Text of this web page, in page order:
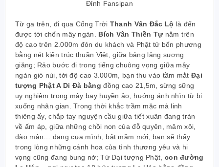
Đỉnh Fansipan
Từ ga trên, đi qua Cổng Trời Thanh Vân Đắc Lộ là đến
được tới chốn mây ngàn. Bích Vân Thiền Tựnằm trên
độ cao trên 2.000m đón du khách và Phật tử bốn phương
bằng nét kiến trúc thuần Việt, giữa bảng lảng sương
giăng; Rảo bước đi trong tiếng chuông vọng giữa mây
ngàn gió núi, tới độ cao 3.000m, bạn thu vào tầm mắt Đại
tượng Phật A Di Đà bằng đồng cao 21,5m, sừng sững
uy nghiêm trong mây bay huyền ảo, hướng ánh nhìn từ bi
xuống nhân gian. Trong thời khắc trầm mặc mà linh
thiêng ấy, chắp tay nguyện cầu giữa tiết xuân đang tràn
về ấm áp, giữa những chồi non của đỗ quyên, mâm xôi,
đào mận… đang cựa mình, bật mầm mới, bạn sẽ thấy
trong lòng những cánh hoa của tình thương yêu và hi
vọng cũng đang bung nở; Từ Đại tượng Phật, con đường